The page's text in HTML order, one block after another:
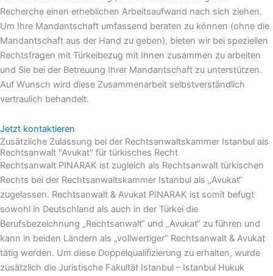
Recherche einen erheblichen Arbeitsaufwand nach sich ziehen.
Um Ihre Mandantschaft umfassend beraten zu können (ohne die
Mandantschaft aus der Hand zu geben), bieten wir bei speziellen
Rechtsfragen mit Türkeibezug mit Ihnen zusammen zu arbeiten
und Sie bei der Betreuung Ihrer Mandantschaft zu unterstützen.
Auf Wunsch wird diese Zusammenarbeit selbstverständlich
vertraulich behandelt.
Jetzt kontaktieren
Zusätzliche Zulassung bei der Rechtsanwaltskammer Istanbul als
Rechtsanwalt "Avukat" für türkisches Recht
Rechtsanwalt PINARAK ist zugleich als Rechtsanwalt türkischen
Rechts bei der Rechtsanwaltskammer Istanbul als „Avukat“
zugelassen. Rechtsanwalt & Avukat PINARAK ist somit befugt
sowohl in Deutschland als auch in der Türkei die
Berufsbezeichnung „Rechtsanwalt“ und „Avukat“ zu führen und
kann in beiden Ländern als „vollwertiger“ Rechtsanwalt & Avukat
tätig werden. Um diese Doppelqualifizierung zu erhalten, wurde
zusätzlich die Juristische Fakultät Istanbul – Istanbul Hukuk